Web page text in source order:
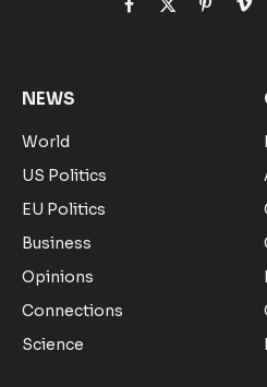
Facebook
X
NEWS
World
US Politics
EU Politics
Business
Opinions
Connections
Science